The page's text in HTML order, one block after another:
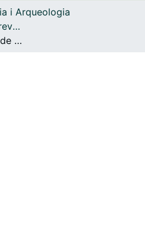
Navega per tot el DD
Com publicar
i Arqueologia
Articles publicats en revistes (Història i Arqueologia)
La hisenda municipal de la ciutat de Barcelona al segle XVI